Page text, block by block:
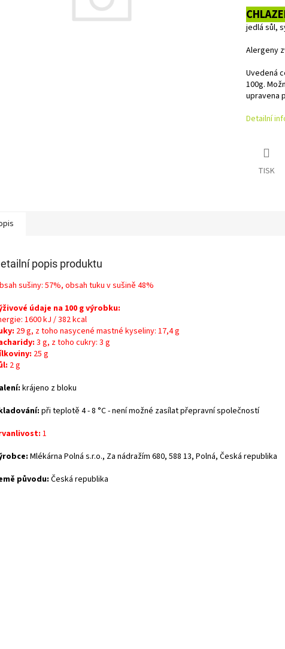
jedlá sůl,
Alergeny
Uvedená
100g.
upravena
Detailní
TISK
popis produktu
sušiny: 57%, obsah tuku v sušině 48%
údaje na 100 g výrobku:
1600 kJ / 382 kcal
29 g, z toho nasycené mastné kyseliny: 17,4 g
3 g, z toho cukry: 3 g
25 g
2 g
krájeno z bloku
při teplotě 4 - 8 °C - není možné zasílat přepravní společností
1
Mlékárna Polná s.r.o., Za nádražím 680, 588 13, Polná, Česká republika
původu:Česká republika